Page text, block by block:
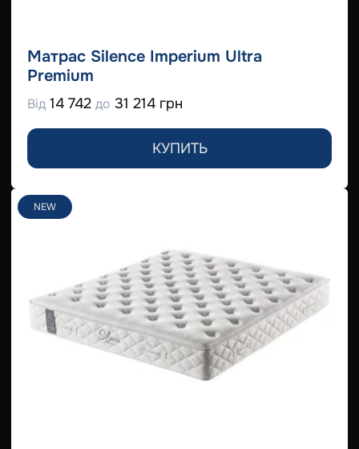
Матрас Silence Imperium Ultra
Premium
Від 14 742 до 31 214 грн
КУПИТЬ
NEW